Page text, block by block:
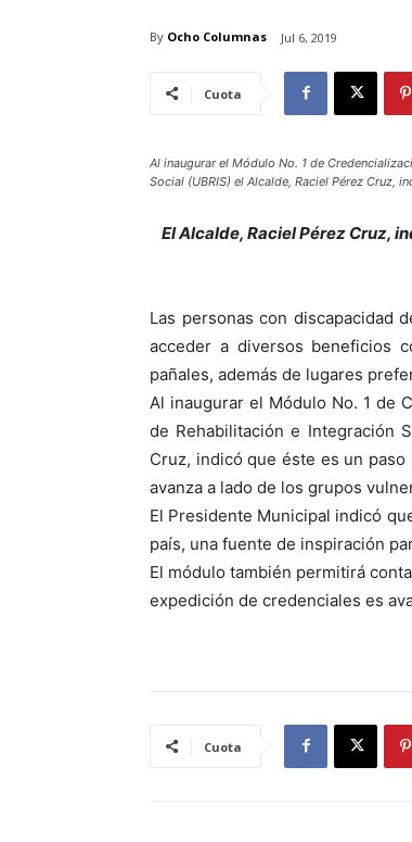
By Ocho Columnas Jul 6, 2019
Cuota
Al inaugurar el Módulo No. 1 de
Social (UBRIS) el Alcalde, Raciel Pérez Cruz,
El Alcalde, Raciel Pérez Cruz,
Las personas con discapacidad
acceder a diversos beneficios
pañales, además de lugares
Al inaugurar el Módulo No. 1 de
de Rehabilitación e Integración
Cruz, indicó que éste es un
avanza a lado de los grupos
El Presidente Municipal indicó
país, una fuente de inspiración
El módulo también permitirá
expedición de credenciales es
Cuota